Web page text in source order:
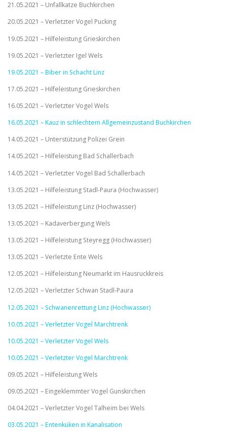
21.05.2021 – Unfallkatze Buchkirchen
20.05.2021 – Verletzter Vogel Pucking
19.05.2021 – Hilfeleistung Grieskirchen
19.05.2021 – Verletzter Igel Wels
19.05.2021 – Biber in Schacht Linz
17.05.2021 – Hilfeleistung Grieskirchen
16.05.2021 – Verletzter Vogel Wels
16.05.2021 – Kauz in schlechtem Allgemeinzustand Buchkirchen
14.05.2021 – Unterstützung Polizei Grein
14.05.2021 – Hilfeleistung Bad Schallerbach
14.05.2021 – Verletzter Vogel Bad Schallerbach
13.05.2021 – Hilfeleistung Stadl-Paura (Hochwasser)
13.05.2021 – Hilfeleistung Linz (Hochwasser)
13.05.2021 – Kadaverbergung Wels
13.05.2021 – Hilfeleistung Steyregg (Hochwasser)
13.05.2021 – Verletzte Ente Wels
12.05.2021 – Hilfeleistung Neumarkt im Hausruckkreis
12.05.2021 – Verletzter Schwan Stadl-Paura
12.05.2021 – Schwanenrettung Linz (Hochwasser)
10.05.2021 – Verletzter Vogel Marchtrenk
10.05.2021 – Verletzter Vogel Wels
10.05.2021 – Verletzter Vogel Marchtrenk
09.05.2021 – Hilfeleistung Wels
09.05.2021 – Eingeklemmter Vogel Gunskirchen
04.04.2021 – Verletzter Vogel Talheim bei Wels
03.05.2021 – Entenküken in Kanalisation